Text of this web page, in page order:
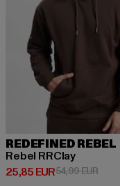
REDEFINED REBEL
Rebel RRClay
25,85 EUR
Ajankohtainen hinta:
54,99 EUR